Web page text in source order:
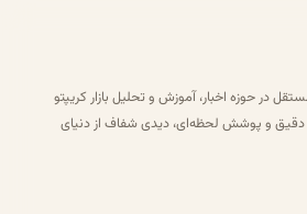
در حوزه اخبار، آموزش و تحلیل بازار کریپتو
دقیق و پوشش لحظه‌ای، دیدی شفاف از دنیای